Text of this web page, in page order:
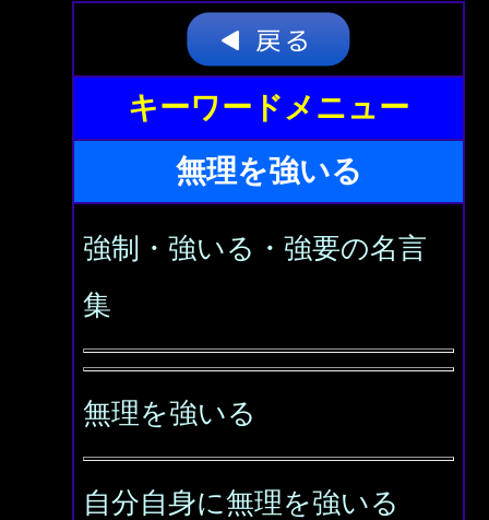
キーワードメニュー
無理を強いる
強制・強いる・強要の名言
集
無理を強いる
自分自身に無理を強いる